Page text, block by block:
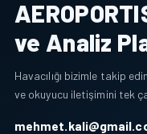
ve Analiz
Havacılığı bizimle takip
ve okuyucu iletişimini tek